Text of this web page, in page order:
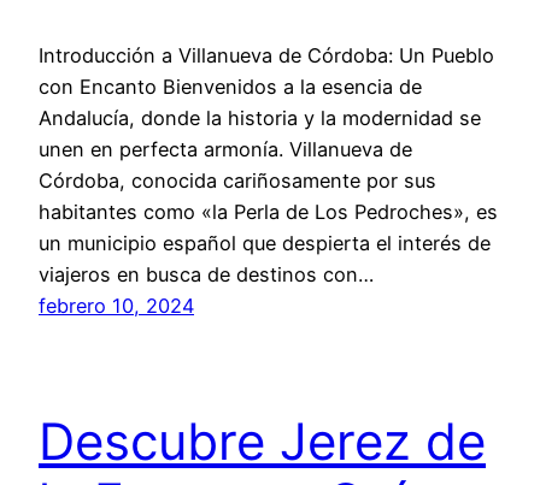
Introducción a Villanueva de Córdoba: Un Pueblo
con Encanto Bienvenidos a la esencia de
Andalucía, donde la historia y la modernidad se
unen en perfecta armonía. Villanueva de
Córdoba, conocida cariñosamente por sus
habitantes como «la Perla de Los Pedroches», es
un municipio español que despierta el interés de
viajeros en busca de destinos con…
febrero 10, 2024
Descubre Jerez de